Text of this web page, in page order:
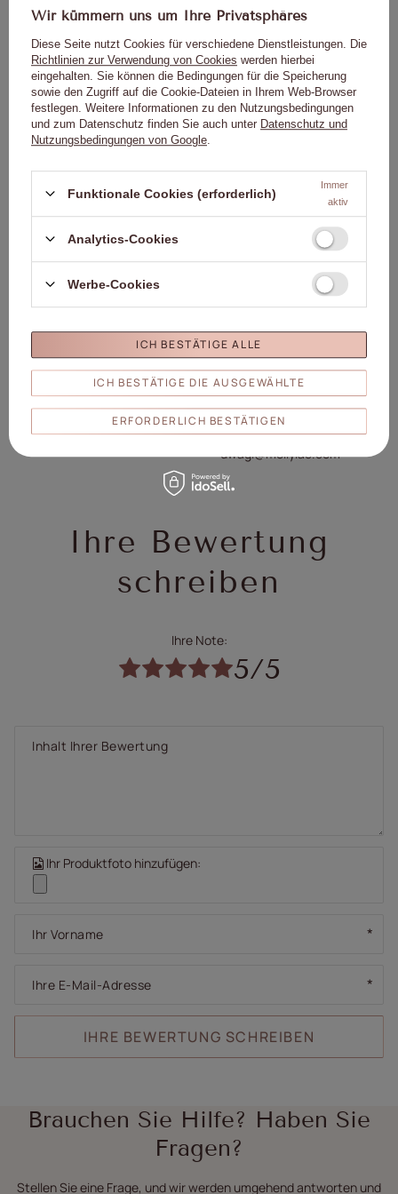
Von Kindern fernhalten.
Bitte lesen Sie die Gebrauchsanweisung sorgfältig durch.
Genaue Daten
Marke
01. Molly Nails
Für dieses Produkt
zuständige Stelle in der EU
Molly Lac Michał
Szewczyk Mehr
Symbol
5903990546358
Farbe
Rosa
Kapazität
Marke
Molly Nägel
HEMA/Di-HEMA Frei
Verantwortliche
Person/Hersteller
Molly Lac Michał Szewczyk
ul. Piotrkowska 270 90-361
Łódź, Polen
www.mollylac.com
uwagi@mollylac.com
Ihre Bewertung
schreiben
Ihre Note:
5/5
Inhalt Ihrer Bewertung
Ihr Produktfoto hinzufügen:
Ihr Vorname
Ihre E-Mail-Adresse
IHRE BEWERTUNG SCHREIBEN
Brauchen Sie Hilfe? Haben Sie
Fragen?
Stellen Sie eine Frage, und wir werden umgehend antworten und
Wir kümmern uns um Ihre Privatsphäres
Diese Seite nutzt Cookies für verschiedene Dienstleistungen. Die
Richtlinien zur Verwendung von Cookies werden hierbei
eingehalten. Sie können die Bedingungen für die Speicherung
sowie den Zugriff auf die Cookie-Dateien in Ihrem Web-Browser
festlegen. Weitere Informationen zu den Nutzungsbedingungen
und zum Datenschutz finden Sie auch unter Datenschutz und
Nutzungsbedingungen von Google
Funktionale Cookies (erforderlich)
Immer
aktiv
Analytics-Cookies
Werbe-Cookies
ICH BESTÄTIGE DIE AUSGEWÄHLTE
ERFORDERLICH BESTÄTIGEN
ICH BESTÄTIGE ALLE